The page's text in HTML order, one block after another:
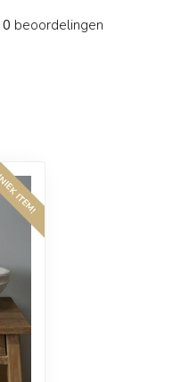
0 beoordelingen
ITEM!